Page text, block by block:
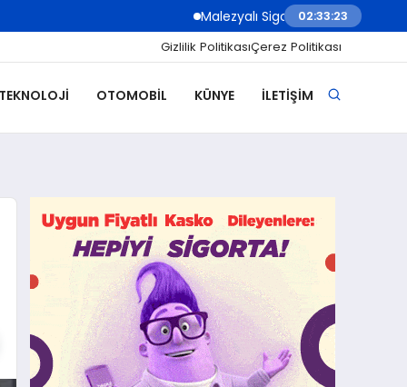
Malezyalı Sigorta Şirketleri Müşteri
02:33:25
Gizlilik PolitikasıÇerez Politikası
OTOMOBIL KÜNYE İLETIŞIM